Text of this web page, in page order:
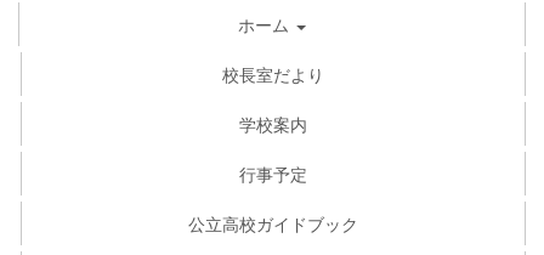
ホーム
校長室だより
学校案内
行事予定
公立高校ガイドブック